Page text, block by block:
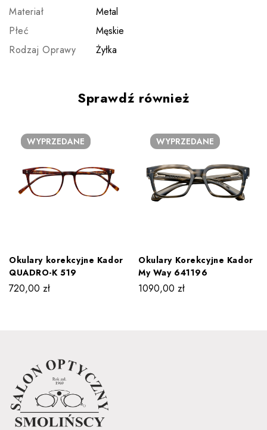
Materiał
Metal
Płeć
Męskie
Rodzaj Oprawy
Żyłka
Sprawdź również
WYPRZEDANE
Okulary korekcyjne Kador
QUADRO-K 519
720,00 zł
WYPRZEDANE
Okulary Korekcyjne Kador
My Way 641196
1090,00 zł